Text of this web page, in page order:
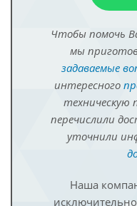
Чтобы помочь
мы
задаваемые
интересного
техническую
перечислили
уточнили
Наша